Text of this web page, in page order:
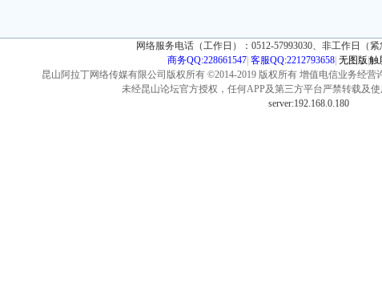
网络服务电话（工作日）：0512-57993030、非工作日（紧
商务QQ:228661547| 客服QQ:2212793658| 无图版 触
昆山阿拉丁网络传媒有限公司版权所有 ©2014-2019 版权所有 增值电信业务经营
未经昆山论坛官方授权，任何APP及第三方平台严禁转载及
server:192.168.0.180